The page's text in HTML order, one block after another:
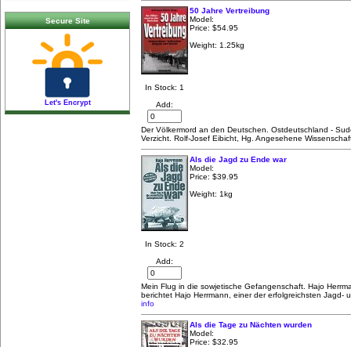
Secure Site
Let's Encrypt
In Stock: 1
Add:
50 Jahre Vertreibung
Model:
Price: $54.95
Weight: 1.25kg
Der Völkermord an den Deutschen. Ostdeutschland -
Verzicht. Rolf-Josef Eibicht, Hg. Angesehene
In Stock: 2
Add:
Als die Jagd zu Ende war
Model:
Price: $39.95
Weight: 1kg
Mein Flug in die sowjetische Gefangenschaft. Hajo
berichtet Hajo Herrmann, einer der erfolgreichsten Jagd-
info
Als die Tage zu Nächten wurden
Model:
Price: $32.95